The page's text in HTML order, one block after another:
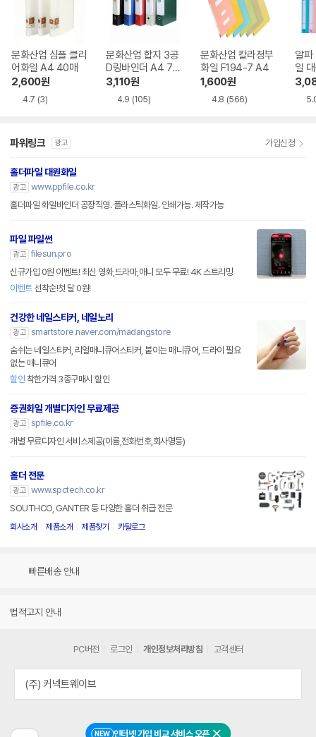
NEW 인터넷 가입 비교 서비스 오픈
문화산업 심플 클리
어화일 A4 40매
2,600원
4.7 (3)
문화산업 합지 3공
D링바인더 A4 7c
m
3,110원
4.9 (105)
문화산업 칼라정부
화일 F194-7 A4
1,600원
4.8 (566)
알파
일
7
파워링크 광고 가입신청
홀더파일 대원화일
광고 www.ppfile.co.kr
홀더파일 화일바인더 공장직영. 플라스틱화일. 인쇄가능. 제작가능
파일 파일썬
광고 filesun.pro
신규가입 0원 이벤트! 최신 영화,드라마,애니 모두 무료! 4K 스트리밍
이벤트선착순!첫 달 0원!
건강한 네일스티커, 네일노리
광고 smartstore.naver.com/madangstore
숨쉬는 네일스티커, 리얼매니큐어스티커, 붙이는 매니큐어, 드라이 필요
없는 매니큐어
할인 착한가격 3종구매시 할인
증권화일 개별디자인 무료제공
광고 spfile.co.kr
개별 무료디자인 서비스제공(이름,전화번호,회사명등)
홀더 전문
광고 www.spctech.co.kr
SOUTHCO, GANTER 등 다양한 홀더 취급 전문
회사소개 제품소개 제품찾기 카탈로그
빠른배송 안내
법적고지 안내
PC버전 로그인 개인정보처리방침 고객센터
(주) 커넥트웨이브